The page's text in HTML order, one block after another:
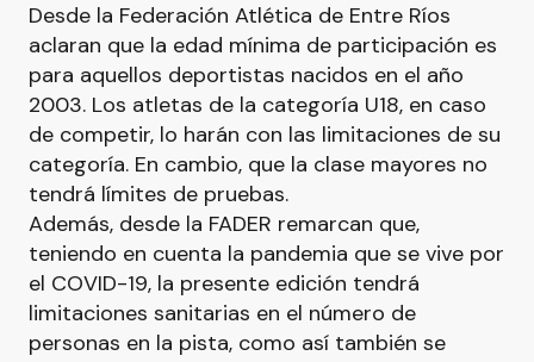
Desde la Federación Atlética de Entre Ríos
aclaran que la edad mínima de participación es
para aquellos deportistas nacidos en el año
2003. Los atletas de la categoría U18, en caso
de competir, lo harán con las limitaciones de su
categoría. En cambio, que la clase mayores no
tendrá límites de pruebas.
Además, desde la FADER remarcan que,
teniendo en cuenta la pandemia que se vive por
el COVID-19, la presente edición tendrá
limitaciones sanitarias en el número de
personas en la pista, como así también se